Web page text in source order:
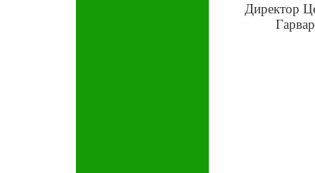
Директор